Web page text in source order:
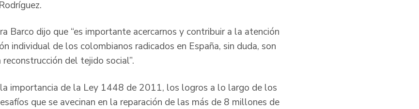
Barco dijo que “es importante acercarnos y contribuir a la atención
individual de los colombianos radicados en España, sin duda, son
del tejido social”.
importancia de la Ley 1448 de 2011, los logros a lo largo de los
que se avecinan en la reparación de las más de 8 millones de